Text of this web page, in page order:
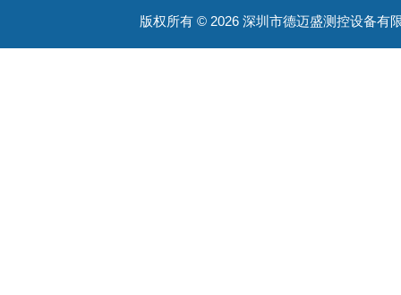
版权所有 © 2026 深圳市德迈盛测控设备